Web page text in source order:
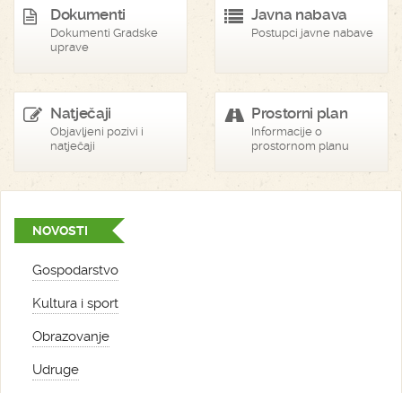
Dokumenti
Dokumenti Gradske
uprave
Javna nabava
Postupci javne nabave
Natječaji
Objavljeni pozivi i
natječaji
Prostorni plan
Informacije o
prostornom planu
NOVOSTI
Gospodarstvo
Kultura i sport
Obrazovanje
Udruge